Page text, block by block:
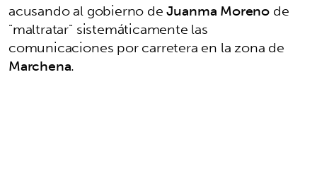
acusando al gobierno deJuanma Morenode
"maltratar" sistemáticamente las
comunicaciones por carretera en la zona de
Marchena.